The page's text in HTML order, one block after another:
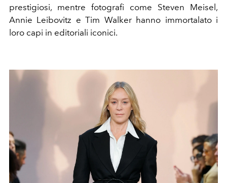
prestigiosi, mentre fotografi come Steven Meisel,
Annie Leibovitz e Tim Walker hanno immortalato i
loro capi in editoriali iconici.